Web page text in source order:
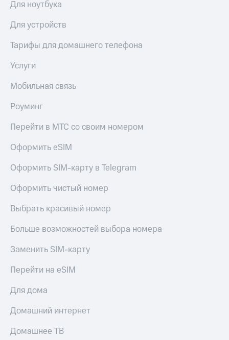
Для ноутбука
Для устройств
Тарифы для домашнего телефона
Услуги
Мобильная связь
Роуминг
Перейти в МТС со своим номером
Оформить eSIM
Оформить SIM-карту в Telegram
Оформить чистый номер
Выбрать красивый номер
Больше возможностей выбора номера
Заменить SIM-карту
Перейти на eSIM
Для дома
Домашний интернет
Домашнее ТВ